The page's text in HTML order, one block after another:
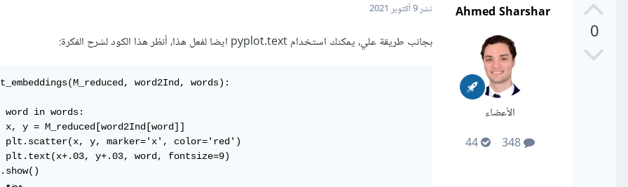
0
Ahmed Sharshar
الأعضاء
348
44
نشر9 أكتوبر 2021
بجانب طريقة علي، يمكنك استخدام pyplot.text ايضا لفعل هذا، أنظر هذا الكود لشرح الفكرة:
word2Ind, words):
word in words:
x, y = M_reduced[word2Ind[word]]
plt.scatter(x, y, marker='x', color='red')
plt.text(x+.03, y+.03, word, fontsize=9)